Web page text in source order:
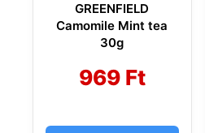
GREENFIELD
Camomile Mint tea
30g
969 Ft